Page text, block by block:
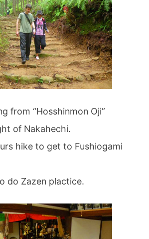
from “Hosshinmon Oji”
of Nakahechi.
hike to get to Fushiogami
do Zazen plactice.